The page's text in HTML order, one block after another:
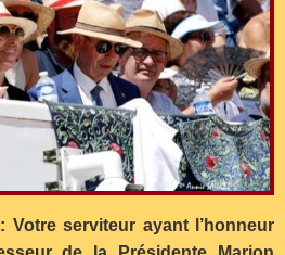
Votre serviteur ayant l’honneur